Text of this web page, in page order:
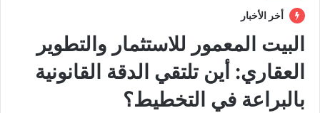
أخر الأخبار
البيت المعمور للاستثمار والتطوير
العقاري: أين تلتقي الدقة القانونية
بالبراعة في التخطيط؟